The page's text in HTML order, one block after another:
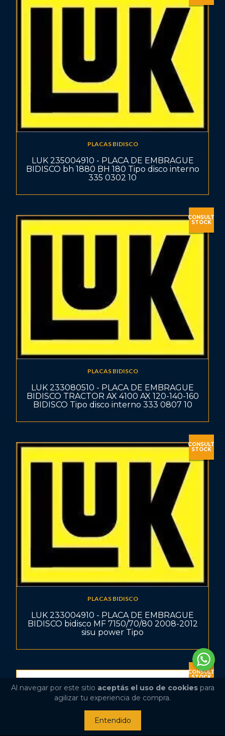
Al navegar por este sitio aceptás el uso de cookiespara
agilizar tu experiencia de compra.
Entendido
PLACAS BIDISCO
LUK 235004910 - PLACA DE EMBRAGUE
BIDISCO bh 1880 BH 180 Tipo disco interno
335 0302 10
CONSULT
STOCK
PLACAS BIDISCO
LUK 233080510 - PLACA DE EMBRAGUE
BIDISCO TRACTOR AX 4100 AX 120-140-160
BIDISCO Tipo disco interno 333 0807 10
CONSULT
STOCK
PLACAS BIDISCO
LUK 233004910 - PLACA DE EMBRAGUE
BIDISCO bidisco MF 7150/70/80 2008-2012
sisu power Tipo
CONSULT
STOCK